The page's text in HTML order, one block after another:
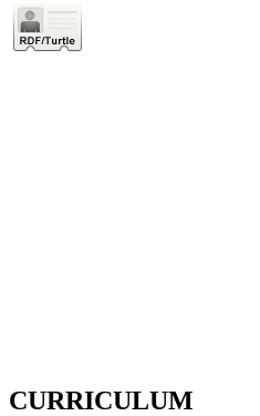
CURRICULUM